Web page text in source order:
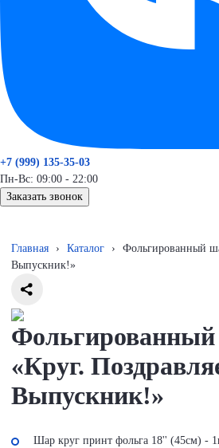
+7 (999) 135-35-03
Пн-Вс: 09:00 - 22:00
Заказать звонок
Главная › Каталог ›
Фольгированный
Выпускник!»
«Круг.
Выпускник!»
Шар круг принт фольга 18'' (45см) -